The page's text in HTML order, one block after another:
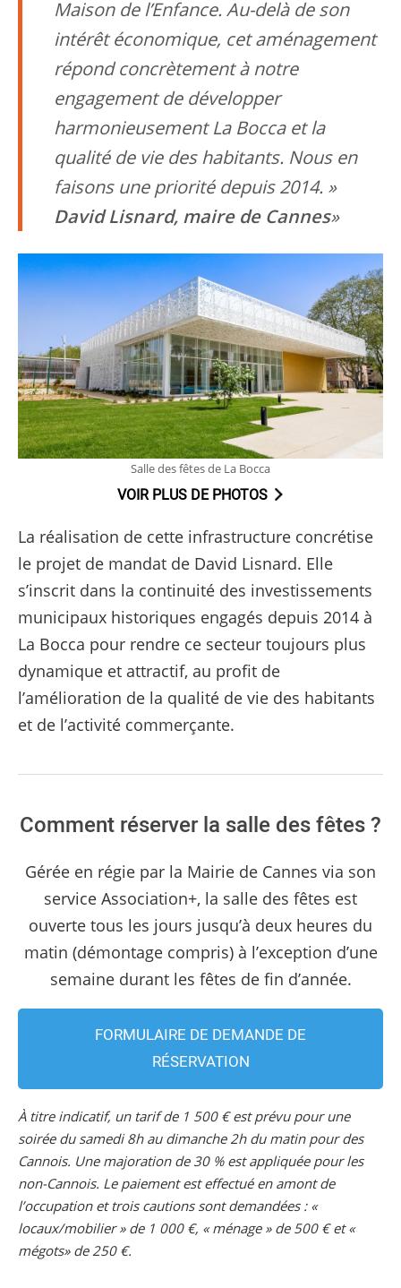
Maison de l’Enfance. Au-delà de son
intérêt économique, cet aménagement
répond concrètement à notre
engagement de développer
harmonieusement La Bocca et la
qualité de vie des habitants. Nous en
faisons une priorité depuis 2014. »
David Lisnard, maire de Cannes
Salle des fêtes de La Bocca
VOIR PLUS DE PHOTOS
La réalisation de cette infrastructure concrétise
le projet de mandat de David Lisnard. Elle
s’inscrit dans la continuité des investissements
municipaux historiques engagés depuis 2014 à
La Bocca pour rendre ce secteur toujours plus
dynamique et attractif, au profit de
l’amélioration de la qualité de vie des habitants
et de l’activité commerçante.
Comment réserver la salle des fêtes ?
Gérée en régie par la Mairie de Cannes via son
service Association+, la salle des fêtes est
ouverte tous les jours jusqu’à deux heures du
matin (démontage compris) à l’exception d’une
semaine durant les fêtes de fin d’année.
FORMULAIRE DE DEMANDE DE
RÉSERVATION
À titre indicatif, un tarif de 1 500 € est prévu pour une
soirée du samedi 8h au dimanche 2h du matin pour des
Cannois. Une majoration de 30 % est appliquée pour les
non-Cannois. Le paiement est effectué en amont de
l’occupation et trois cautions sont demandées : «
locaux/mobilier » de 1 000 €, « ménage » de 500 € et «
mégots» de 250 €.